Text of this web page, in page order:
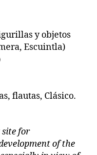
y objetos
Escuintla)
flautas, Clásico.
site for
of the